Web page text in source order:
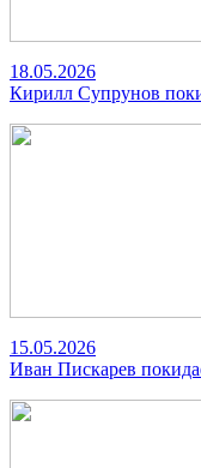
18.05.2026
Кирилл Супрунов
15.05.2026
Иван Пискарев